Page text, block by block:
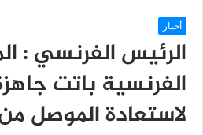
أخبار
الرئيس الفرنسي :
الفرنسية باتت
لاستعادة الموصل